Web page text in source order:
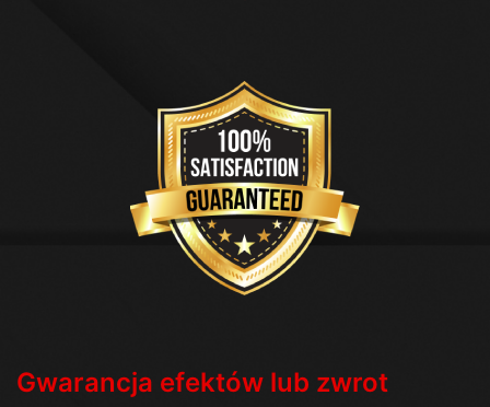
Gwarancja efektów lub zwrot